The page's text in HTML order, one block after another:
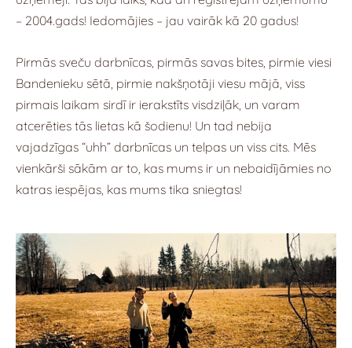
– 2004.gads! Iedomājies – jau vairāk kā 20 gadus!
Pirmās sveču darbnīcas, pirmās savas bites, pirmie viesi
Bandenieku sētā, pirmie nakšņotāji viesu mājā, viss
pirmais laikam sirdī ir ierakstīts visdziļāk, un varam
atcerēties tās lietas kā šodienu! Un tad nebija
vajadzīgas “uhh” darbnīcas un telpas un viss cits. Mēs
vienkārši sākām ar to, kas mums ir un nebaidījāmies no
katras iespējas, kas mums tika sniegtas!